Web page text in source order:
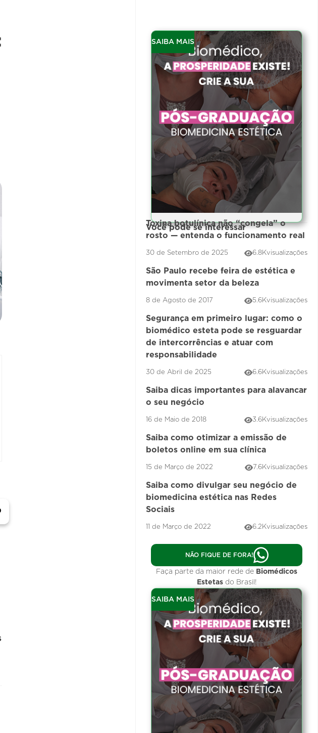
SAIBA MAIS
Você pode se interessar
Toxina botulínica não “congela” o
rosto — entenda o funcionamento real
30 de Setembro de 2025 6.8Kvisualizações
São Paulo recebe feira de estética e
movimenta setor da beleza
8 de Agosto de 2017 5.6Kvisualizações
Segurança em primeiro lugar: como o
biomédico esteta pode se resguardar
de intercorrências e atuar com
responsabilidade
30 de Abril de 2025 6.6Kvisualizações
Saiba dicas importantes para alavancar
o seu negócio
16 de Maio de 2018 3.6Kvisualizações
Saiba como otimizar a emissão de
boletos online em sua clínica
15 de Março de 2022 7.6Kvisualizações
Saiba como divulgar seu negócio de
biomedicina estética nas Redes
Sociais
11 de Março de 2022 6.2Kvisualizações
NÃO FIQUE DE FORA!
Faça parte da maior rede de Biomédicos
Estetasdo Brasil!
SAIBA MAIS